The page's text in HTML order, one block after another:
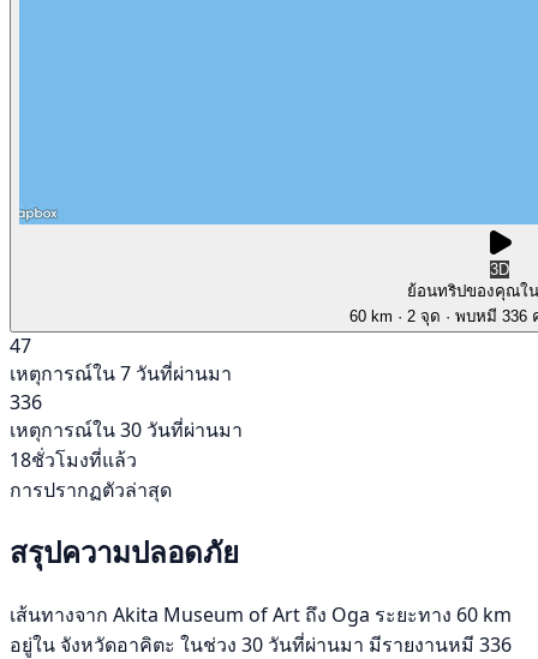
3D
ย้อนทริปของคุณใ
60 km · 2 จุด · พบหมี 336
47
เหตุการณ์ใน 7 วันที่ผ่านมา
336
เหตุการณ์ใน 30 วันที่ผ่านมา
18ชั่วโมงที่แล้ว
การปรากฏตัวล่าสุด
สรุปความปลอดภัย
เส้นทางจาก Akita Museum of Art ถึง Oga ระยะทาง 60 km
อยู่ใน จังหวัดอาคิตะ ในช่วง 30 วันที่ผ่านมา มีรายงานหมี 336